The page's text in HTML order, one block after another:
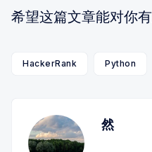
希望这篇文章能对你有
HackerRank Python
然